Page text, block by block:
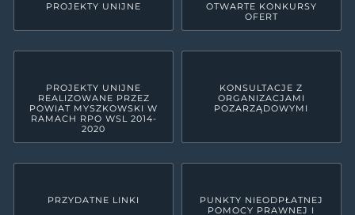
PROJEKTY UNIJNE
OTWARTE KONKURSY
OFERT
PROJEKTY UNIJNE
REALIZOWANE PRZEZ
POWIAT MYSZKOWSKI W
RAMACH RPO WSL 2014-
2020
KONSULTACJE Z
ORGANIZACJAMI
POZARZĄDOWYMI
PRZYDATNE LINKI
PUNKTY NIEODPŁATNEJ
POMOCY PRAWNEJ I